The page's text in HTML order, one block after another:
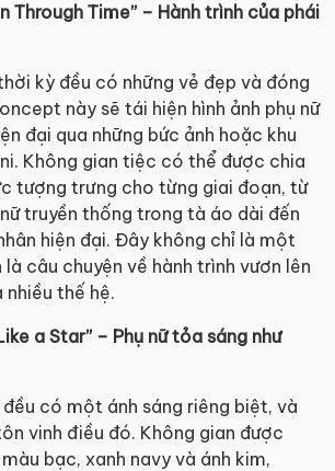
Through Time” – Hành trình của phái
kỳ đều có những vẻ đẹp và đóng
này sẽ tái hiện hình ảnh phụ nữ
đại qua những bức ảnh hoặc khu
Không gian tiệc có thể được chia
tượng trưng cho từng giai đoạn, từ
truyền thống trong tà áo dài đến
hiện đại. Đây không chỉ là một
câu chuyện về hành trình vươn lên
nhiều thế hệ.
a Star” – Phụ nữ tỏa sáng như
đều có một ánh sáng riêng biệt, và
vinh điều đó. Không gian được
bạc, xanh navy và ánh kim,